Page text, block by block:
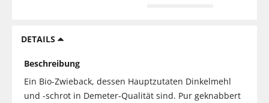
DETAILS
Beschreibung
Ein Bio-Zwieback, dessen Hauptzutaten Dinkelmehl
und -schrot in Demeter-Qualität sind. Pur geknabbert